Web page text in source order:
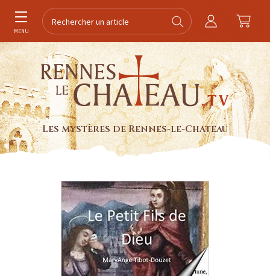
MENU
Les mystères de Rennes-le-Chateau